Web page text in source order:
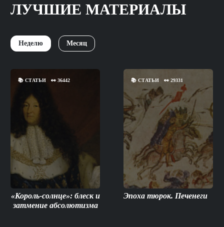
ЛУЧШИЕ МАТЕРИАЛЫ
Неделю Месяц
📚 СТАТЬИ 👀 36442
«Король-солнце»: блеск и
затмение абсолютизма
📚СТАТЬИ 👀29331
Эпоха тюрок. Печенеги